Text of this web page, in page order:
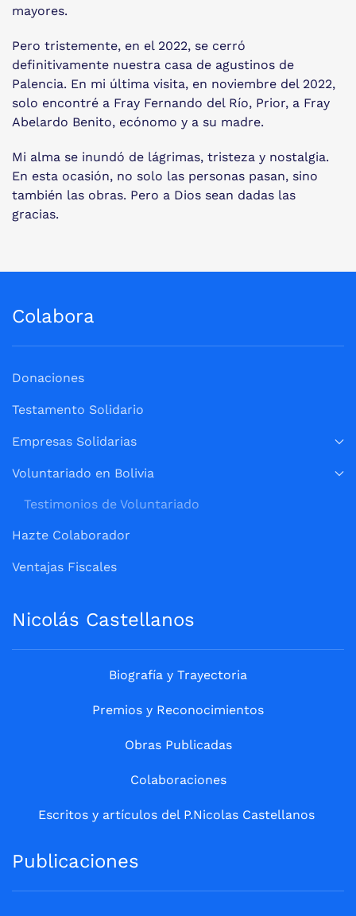
mayores.
Pero tristemente, en el 2022, se cerró
definitivamente nuestra casa de agustinos de
Palencia. En mi última visita, en noviembre del 2022,
solo encontré a Fray Fernando del Río, Prior, a Fray
Abelardo Benito, ecónomo y a su madre.
Mi alma se inundó de lágrimas, tristeza y nostalgia.
En esta ocasión, no solo las personas pasan, sino
también las obras. Pero a Dios sean dadas las
gracias.
Colabora
Donaciones
Testamento Solidario
Empresas Solidarias
Voluntariado en Bolivia
Testimonios de Voluntariado
Hazte Colaborador
Ventajas Fiscales
Nicolás Castellanos
Biografía y Trayectoria
Premios y Reconocimientos
Obras Publicadas
Colaboraciones
Escritos y artículos del P.Nicolas Castellanos
Publicaciones